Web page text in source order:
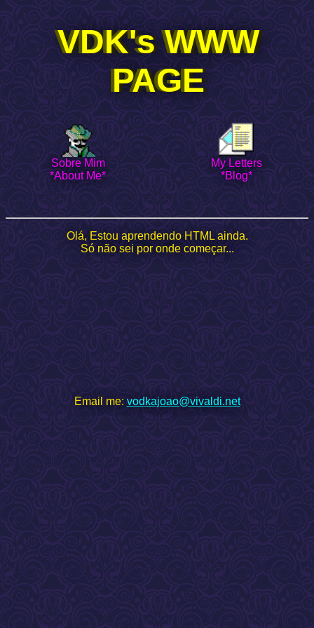
VDK's WWW
PAGE
Sobre Mim
*About Me*
My Letters
*Blog*
Olá, Estou aprendendo HTML ainda.
Só não sei por onde começar...
Email me: vodkajoao@vivaldi.net